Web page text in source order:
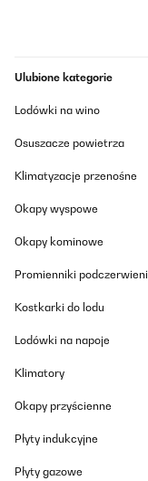
Sehr gute Oualität
Amazon-Benutzer
Ulubione kategorie
Lodówki na wino
Osuszacze powietrza
Klimatyzacje przenośne
Okapy wyspowe
Okapy kominowe
Promienniki podczerwieni
Kostkarki do lodu
Lodówki na napoje
Klimatory
Okapy przyścienne
Płyty indukcyjne
Płyty gazowe